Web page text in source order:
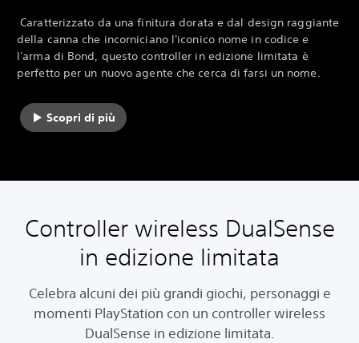
‎ Caratterizzato da una finitura dorata e dal design raggiante
della canna che incorniciano l'iconico nome in codice e
l'arma di Bond, questo controller in edizione limitata è
perfetto per un nuovo agente che cerca di farsi un nome.
Scopri di più
Controller wireless DualSense
in edizione limitata
Celebra alcuni dei più grandi giochi, personaggi e
momenti PlayStation con un controller wireless
DualSense in edizione limitata.